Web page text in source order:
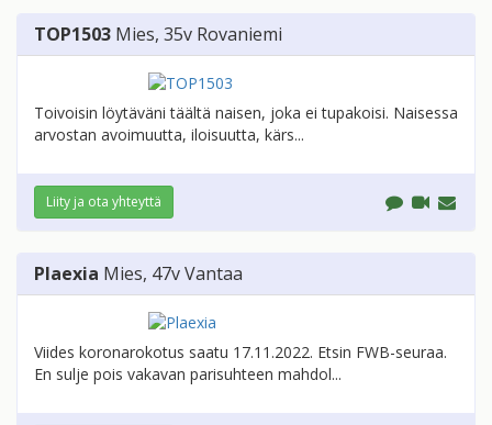
TOP1503 Mies, 35v Rovaniemi
Toivoisin löytäväni täältä naisen, joka ei tupakoisi. Naisessa
arvostan avoimuutta, iloisuutta, kärs...
Liity ja ota yhteyttä
Plaexia Mies, 47vVantaa
Viides koronarokotus saatu 17.11.2022. Etsin FWB-seuraa.
En sulje pois vakavan parisuhteen mahdol...